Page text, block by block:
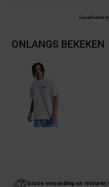
Geverifieerd
ONLANGS BEKEKEN
Gratis verzending en retouren